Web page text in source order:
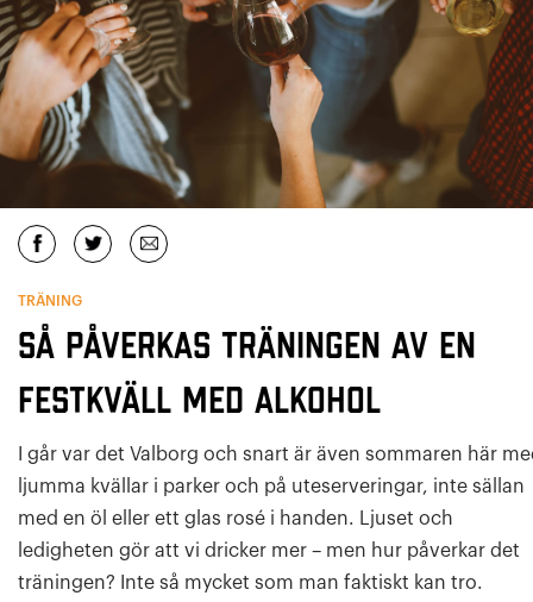
TRÄNING
Så påverkas träningen av en
festkväll med alkohol
I går var det Valborg och snart är även sommaren här
ljumma kvällar i parker och på uteserveringar, inte sällan
med en öl eller ett glas rosé i handen. Ljuset och
ledigheten gör att vi dricker mer – men hur påverkar det
träningen? Inte så mycket som man faktiskt kan tro.